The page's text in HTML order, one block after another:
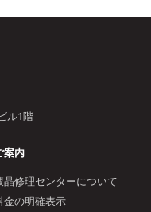
ル1階
案内
晶修理センターについて
金の明確表示